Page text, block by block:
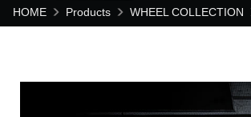
HOME Products WHEEL COLLECTION